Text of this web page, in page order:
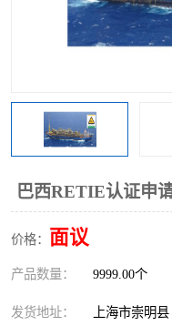
巴西RETIE认证申
价格： 面议
产品数量： 9999.00个
发货地址： 上海市崇明县